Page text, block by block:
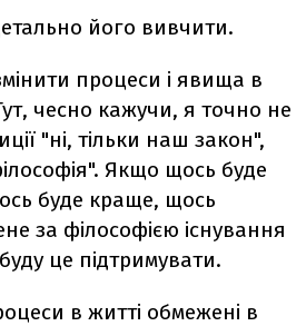
його вивчити.
процеси і явища в
чесно кажучи, я точно не
"ні, тільки наш закон",
Якщо щось буде
буде краще, щось
за філософією існування
це підтримувати.
в житті обмежені в